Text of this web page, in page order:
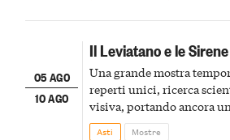
05 AGO
10 AGO
Il Leviatano e le Sirene
Una grande mostra
reperti unici, ricerca
visiva, portando ancora
della scena le meraviglie
Asti Mostre